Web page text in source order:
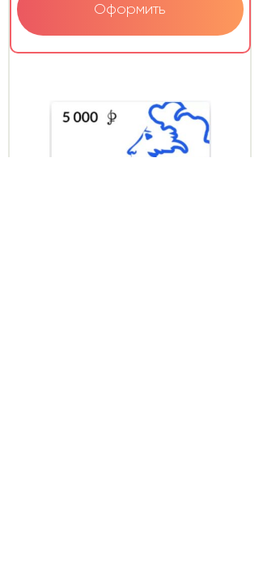
Оформить